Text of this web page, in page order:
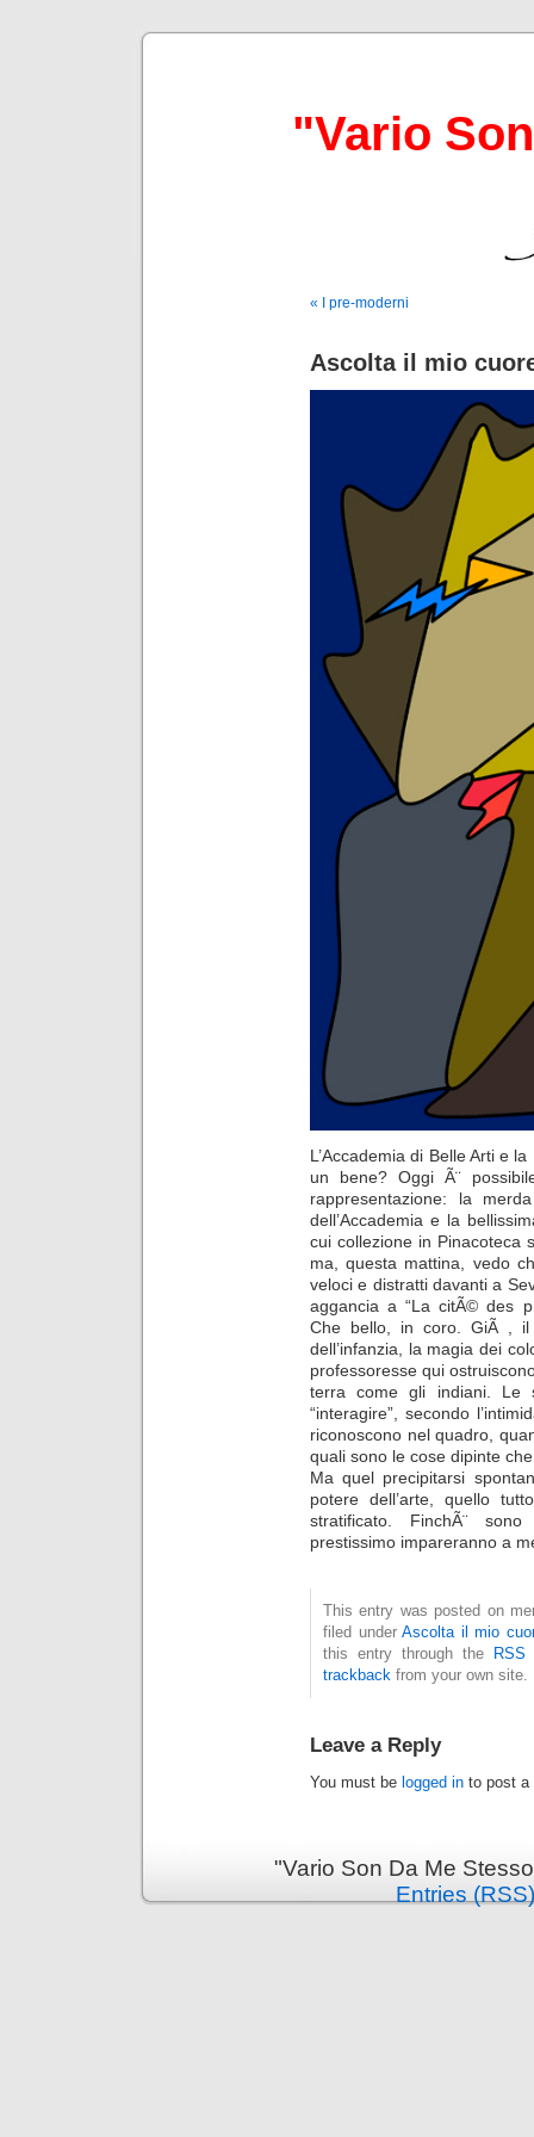
"Vario
« I pre-moderni
Ascolta il mio
L’Accademia di Belle Arti e
un bene? Oggi Ã¨
rappresentazione: la
dell’Accademia e la
cui collezione in Pinacoteca
ma, questa mattina, vedo
veloci e distratti davanti a
aggancia a “La citÃ© des
Che bello, in coro. GiÃ , il
dell’infanzia, la magia dei
professoresse qui
terra come gli indiani. Le
“interagire”, secondo
riconoscono nel quadro,
quali sono le cose dipinte
Ma quel precipitarsi
potere dell’arte, quello
stratificato. FinchÃ¨
prestissimo impareranno a
This entry was posted on
filed underAscolta il mio
this entry through the
RSS
trackback from your own site.
Leave a Reply
You must be logged in to post a
"Vario Son Da Me
Entries (RSS)